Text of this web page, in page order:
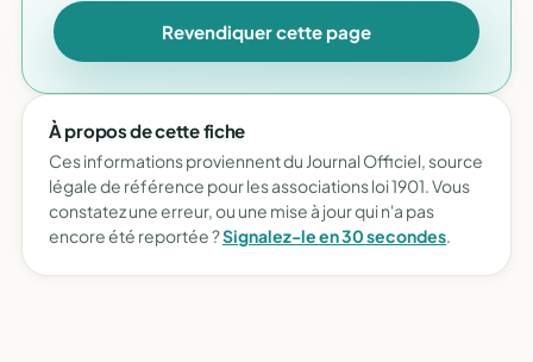
Revendiquer cette page
À propos de cette fiche
Ces informations proviennent du Journal Officiel, source
légale de référence pour les associations loi 1901. Vous
constatez une erreur, ou une mise à jour qui n'a pas
encore été reportée ?Signalez-le en 30 secondes.